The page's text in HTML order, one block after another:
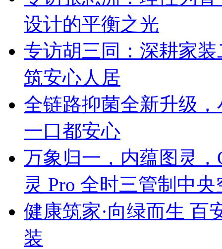
设计的平衡之光
专访胡三同：深耕家
筑安心人居
全链路抑菌全新升级
一口都安心
万象归一，内蕴图灵
灵 Pro 全时三管制中央
健康筑家·向绿而生 百
装